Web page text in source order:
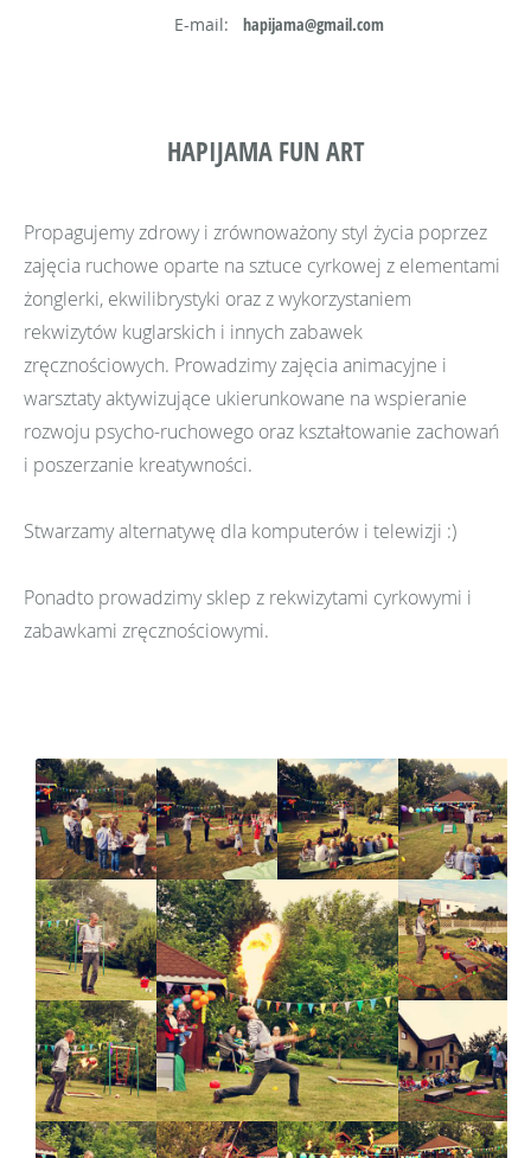
E-mail:
hapijama@gmail.com
HAPIJAMA FUN ART
Propagujemy zdrowy i zrównoważony styl życia poprzez
zajęcia ruchowe oparte na sztuce cyrkowej z elementami
żonglerki, ekwilibrystyki oraz z wykorzystaniem
rekwizytów kuglarskich i innych zabawek
zręcznościowych. Prowadzimy zajęcia animacyjne i
warsztaty aktywizujące ukierunkowane na wspieranie
rozwoju psycho-ruchowego oraz kształtowanie zachowań
i poszerzanie kreatywności.
Stwarzamy alternatywę dla komputerów i telewizji :)
Ponadto prowadzimy sklep z rekwizytami cyrkowymi i
zabawkami zręcznościowymi.